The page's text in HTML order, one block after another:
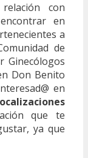
con
en
a
de
Ginecólogos
Don Benito
en
que te
ya que